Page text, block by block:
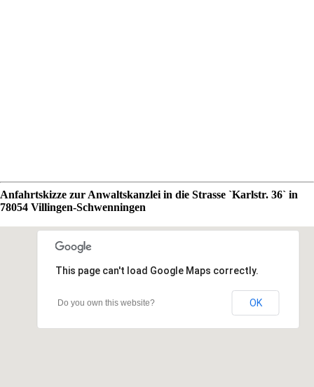
Anfahrtskizze zur Anwaltskanzlei in die Strasse `Karlstr. 36` in
78054 Villingen-Schwenningen
This page can't load Google Maps correctly.
Do you own this website? OK